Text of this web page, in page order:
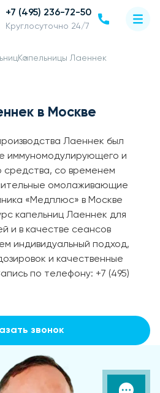
+7 (495) 236-72-50
Круглосуточно 24/7
Капельницы Лаеннек
в Москве
Лаеннек был
иммуномодулирующего и
средства, со временем
омолаживающие
«Медплюс» в Москве
капельниц Лаеннек для
и в качестве сеансов
индивидуальный подход,
и качественные
по телефону: +7 (495)
звонок